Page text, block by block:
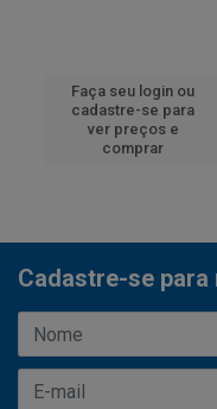
Faça seu login ou
cadastre-se para
ver preços e
comprar
Cadastre-se